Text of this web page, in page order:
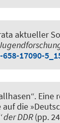
aktueller
17090-
die
der DDR(pp.